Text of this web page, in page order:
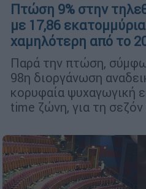
Πτώση 9% στην
με 17,86
χαμηλότερη από το
Παρά την πτώση,
98η διοργάνωση
κορυφαία ψυχαγωγική
time ζώνη, για τη